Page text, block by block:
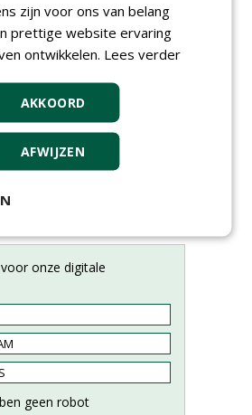
onze digitale
zijn voor ons van belang
prettige website ervaring
ontwikkelen. Lees verder
AKKOORD
AFWIJZEN